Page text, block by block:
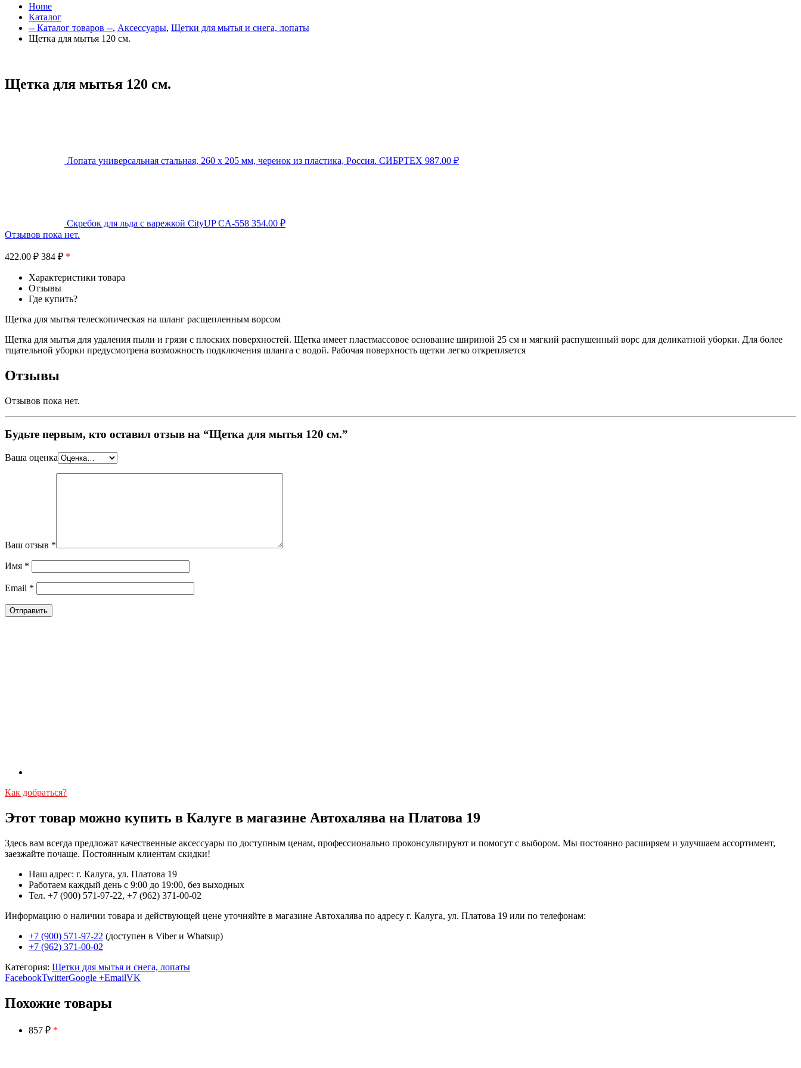
Home
Каталог
-- Каталог товаров --, Аксессуары, Щетки для мытья и снега, лопаты
Щетка для мытья 120 см.
Щетка для мытья 120 см.
Лопата универсальная стальная, 260 х 205 мм, черенок из пластика, Россия. СИБРТЕХ 987.00 ₽
Скребок для льда с варежкой CityUP CA-558 354.00 ₽
Отзывов пока нет.
422.00 ₽ 384 ₽ *
Характеристики товара
Отзывы
Где купить?
Щетка для мытья телескопическая на шланг расщепленным ворсом
Щетка для мытья для удаления пыли и грязи с плоских поверхностей. Щетка имеет пластмассовое основание шириной 25 см и мягкий распушенный ворс для деликатной уборки. Для более
тщательной уборки предусмотрена возможность подключения шланга с водой. Рабочая поверхность щетки легко открепляется
Отзывы
Отзывов пока нет.
Будьте первым, кто оставил отзыв на “Щетка для мытья 120 см.”
Ваша оценка
Ваш отзыв *
Имя *
Email *
Как добраться?
Этот товар можно купить в Калуге в магазине Автохалява на Платова 19
Здесь вам всегда предложат качественные аксессуары по доступным ценам, профессионально проконсультируют и помогут с выбором. Мы постоянно расширяем и улучшаем ассортимент,
заезжайте почаще. Постоянным клиентам скидки!
Наш адрес: г. Калуга, ул. Платова 19
Работаем каждый день с 9:00 до 19:00, без выходных
Тел. +7 (900) 571-97-22, +7 (962) 371-00-02
Информацию о наличии товара и действующей цене уточняйте в магазине Автохалява по адресу г. Калуга, ул. Платова 19 или по телефонам:
+7 (900) 571-97-22 (доступен в Viber и Whatsup)
+7 (962) 371-00-02
Категория: Щетки для мытья и снега, лопаты
FacebookTwitterGoogle +EmailVK
Похожие товары
857 ₽ *